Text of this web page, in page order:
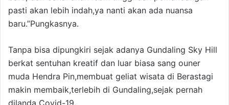
pasti akan lebih indah,ya nanti akan ada nuansa
baru.”Pungkasnya.
Tanpa bisa dipungkiri sejak adanya Gundaling Sky Hill
berkat sentuhan kreatif dan luar biasa sang ouner
muda Hendra Pin,membuat geliat wisata di Berastagi
makin membaik,terlebih di Gundaling,sejak pernah